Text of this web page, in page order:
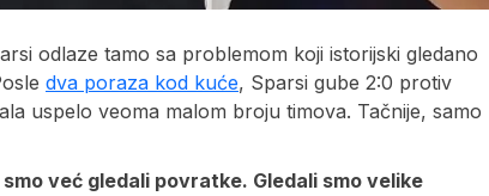
odlaze tamo sa problemom koji istorijski gledano
dva poraza kod kuće, Sparsi gube 2:0 protiv
uspelo veoma malom broju timova. Tačnije, samo
već gledali povratke. Gledali smo velike